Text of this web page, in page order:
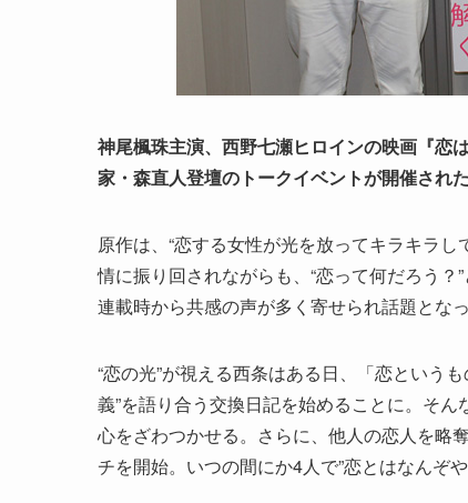
神尾楓珠主演、西野七瀬ヒロインの映画 『恋
家・森直人登壇のトークイベントが開催された
原作は、“恋する女性が光を放ってキラキラ
情に振り回されながらも、“恋って何だろう
連載時から共感の声が多く寄せられ話題となっ
“恋の光”が視える西条はある日、「恋という
義”を語り合う交換日記を始めることに。そ
心をざわつかせる。さらに、他人の恋人を略
チを開始。いつの間にか4人で”恋とはなんぞ